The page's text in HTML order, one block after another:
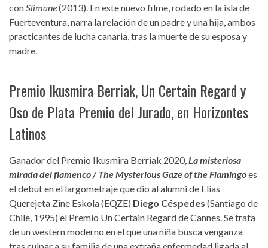
conSlimane(2013). En este nuevo filme, rodado en la isla de
Fuerteventura, narra la relación de un padre y una hija, ambos
practicantes de lucha canaria, tras la muerte de su esposa y
madre.
Premio Ikusmira Berriak, Un Certain Regard y
Oso de Plata Premio del Jurado, en Horizontes
Latinos
Ganador del Premio Ikusmira Berriak 2020,La misteriosa
mirada del flamenco / The Mysterious Gaze of the Flamingoes
el debut en el largometraje que dio al alumni de Elías
Querejeta Zine Eskola (EQZE) Diego Céspedes (Santiago de
Chile, 1995) el Premio Un Certain Regard de Cannes. Se trata
de un western moderno en el que una niña busca venganza